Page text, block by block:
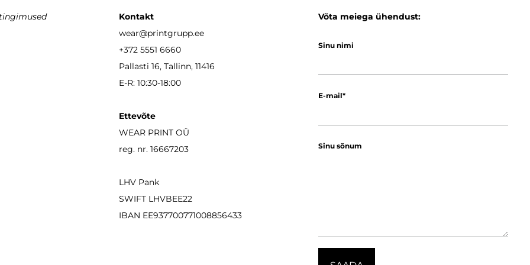
Kontakt
wear@printgrupp.ee
+372 5551 6660
Pallasti 16, Tallinn, 11416
E-R: 10:30-18:00
Ettevõte
WEAR PRINT OÜ
reg. nr. 16667203
LHV Pank
SWIFT LHVBEE22
IBAN EE937700771008856433
Võta meiega ühendust:
Sinu nimi
E-mail
Sinu sõnum